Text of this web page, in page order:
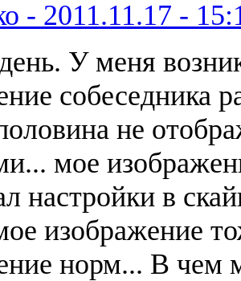
- 2011.11.17 -
У меня
собеседника
не
мое
настройки в
изображение
норм... В чем